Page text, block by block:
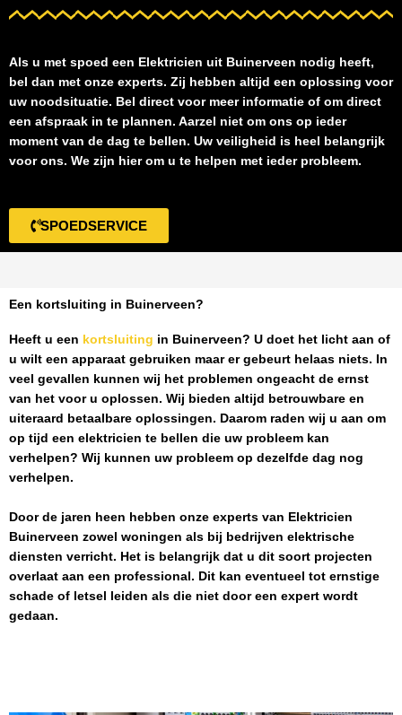
Als u met spoed een Elektricien uit Buinerveen nodig heeft,
bel dan met onze experts. Zij hebben altijd een oplossing voor
uw noodsituatie. Bel direct voor meer informatie of om direct
een afspraak in te plannen. Aarzel niet om ons op ieder
moment van de dag te bellen. Uw veiligheid is heel belangrijk
voor ons. We zijn hier om u te helpen met ieder probleem.
SPOEDSERVICE
Een kortsluiting in Buinerveen?
Heeft u een kortsluiting in Buinerveen? U doet het licht aan of
u wilt een apparaat gebruiken maar er gebeurt helaas niets. In
veel gevallen kunnen wij het problemen ongeacht de ernst
van het voor u oplossen. Wij bieden altijd betrouwbare en
uiteraard betaalbare oplossingen. Daarom raden wij u aan om
op tijd een elektricien te bellen die uw probleem kan
verhelpen? Wij kunnen uw probleem op dezelfde dag nog
verhelpen.
Door de jaren heen hebben onze experts van Elektricien
Buinerveen zowel woningen als bij bedrijven elektrische
diensten verricht. Het is belangrijk dat u dit soort projecten
overlaat aan een professional. Dit kan eventueel tot ernstige
schade of letsel leiden als die niet door een expert wordt
gedaan.